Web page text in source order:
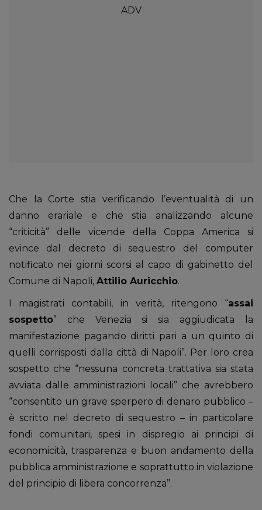
Che la Corte stia verificando l’eventualità di un
danno erariale e che stia analizzando alcune
“criticità” delle vicende della Coppa America si
evince dal decreto di sequestro del computer
notificato nei giorni scorsi al capo di gabinetto del
Comune di Napoli, Attilio Auricchio.
I magistrati contabili, in verità, ritengono “assai
sospetto” che Venezia si sia aggiudicata la
manifestazione pagando diritti pari a un quinto di
quelli corrisposti dalla città di Napoli”. Per loro crea
sospetto che “nessuna concreta trattativa sia stata
avviata dalle amministrazioni locali” che avrebbero
“consentito un grave sperpero di denaro pubblico –
è scritto nel decreto di sequestro – in particolare
fondi comunitari, spesi in dispregio ai principi di
economicità, trasparenza e buon andamento della
pubblica amministrazione e soprattutto in violazione
del principio di libera concorrenza”.